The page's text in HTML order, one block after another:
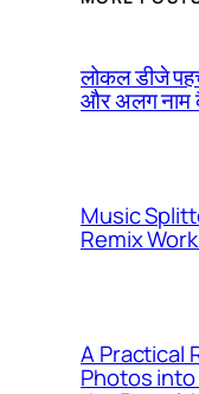
लोकल डीजे
और अलग नाम
Music
Remix
A Practical
Photos